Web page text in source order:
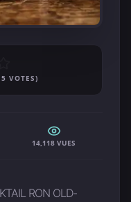
VOTES)
14,118 VUES
RON OLD-